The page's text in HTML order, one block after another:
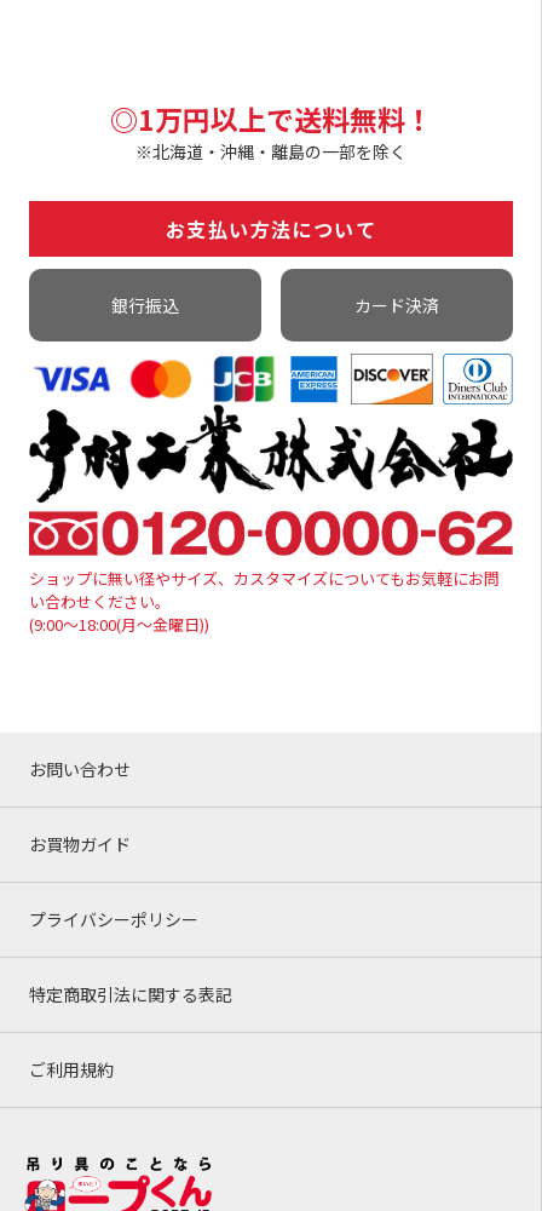
◎1万円以上で送料無料！
※北海道・沖縄・離島の一部を除く
お支払い方法について
銀行振込 カード決済
ショップに無い径やサイズ、カスタマイズについてもお気軽にお問
い合わせください。
(9:00～18:00(月～金曜日))
お問い合わせ
お買物ガイド
プライバシーポリシー
特定商取引法に関する表記
ご利用規約